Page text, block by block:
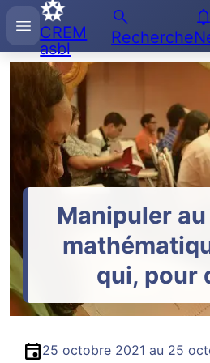
menu CREM
asbl
search
Recherche
notifications
Manipuler
qui, pour
event25 octobre 2021 au 25